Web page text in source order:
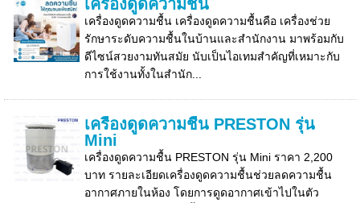
เครื่องดูดความชื้น
เครื่องดูดความชื้น เครื่องดูดความชื้นคือ เครื่องช่วย
รักษาระดับความชื้นในบ้านและสำนักงาน มาพร้อมกับ
ดีไซน์สวยงามทันสมัย นับเป็นไอเทมสำคัญที่เหมาะกับ
การใช้งานทั้งในสำนัก...
เครื่องดูดความชื้น PRESTON รุ่น
Mini
เครื่องดูดความชื้น PRESTON รุ่น Mini ราคา 2,200
บาท รายละเอียดเครื่องดูดความชื้นช่วยลดความชื้น
อากาศภายในห้อง โดยการดูดอากาศเข้าไปในตัว